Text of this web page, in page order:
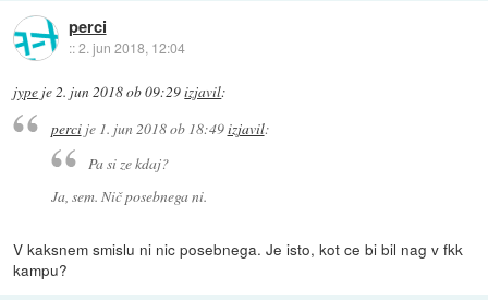
perci
::2. jun 2018, 12:04
jype je2. jun 2018 ob 09:29izjavil:
percije 1. jun 2018 ob 18:49izjavil:
Pa si ze kdaj?
Ja, sem. Nič posebnega ni.
V kaksnem smislu ni nic posebnega. Je isto, kot ce bi bil nag v fkk
kampu?